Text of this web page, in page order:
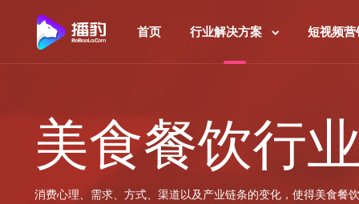
首页 行业解决方案 短视频营
美食餐饮行
消费心理、需求、方式、渠道以及产业链条的变化，使得美食餐